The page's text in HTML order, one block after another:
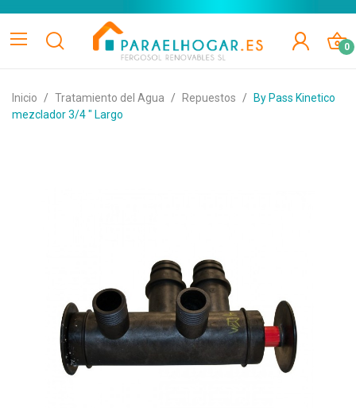
0
Inicio Tratamiento del Agua Repuestos
By Pass Kinetico
mezclador 3/4 " Largo